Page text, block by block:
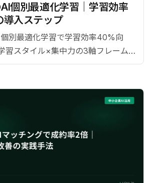
個別最適化学習｜学習効率
入ステップ
別最適化学習で学習効率40%向
習スタイル×集中力の3軸フレーム
テップを解説します。【監修：佐藤